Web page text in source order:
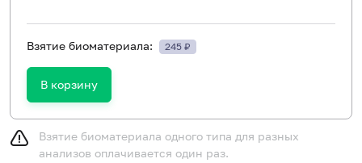
Взятие биоматериала: 245 ₽
В корзину
Взятие биоматериала одного типа для разных
анализов оплачивается один раз.